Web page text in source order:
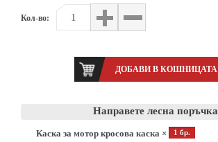
Кол-во:
Направете лесна поръчка
Каска за мотор кросова каска × 1 бр.